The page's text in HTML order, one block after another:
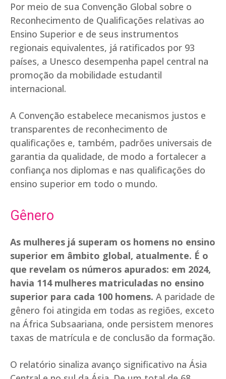
Por meio de sua Convenção Global sobre o
Reconhecimento de Qualificações relativas ao
Ensino Superior e de seus instrumentos
regionais equivalentes, já ratificados por 93
países, a Unesco desempenha papel central na
promoção da mobilidade estudantil
internacional.
A Convenção estabelece mecanismos justos e
transparentes de reconhecimento de
qualificações e, também, padrões universais de
garantia da qualidade, de modo a fortalecer a
confiança nos diplomas e nas qualificações do
ensino superior em todo o mundo.
Gênero
As mulheres já superam os homens no ensino
superior em âmbito global, atualmente. É o
que revelam os números apurados: em 2024,
havia 114 mulheres matriculadas no ensino
superior para cada 100 homens. A paridade de
gênero foi atingida em todas as regiões, exceto
na África Subsaariana, onde persistem menores
taxas de matrícula e de conclusão da formação.
O relatório sinaliza avanço significativo na Ásia